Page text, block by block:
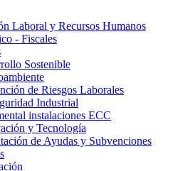
Laboral y Recursos Humanos
- Fiscales
Sostenible
de Riesgos Laborales
Industrial
instalaciones ECC
y Tecnología
de Ayudas y Subvenciones